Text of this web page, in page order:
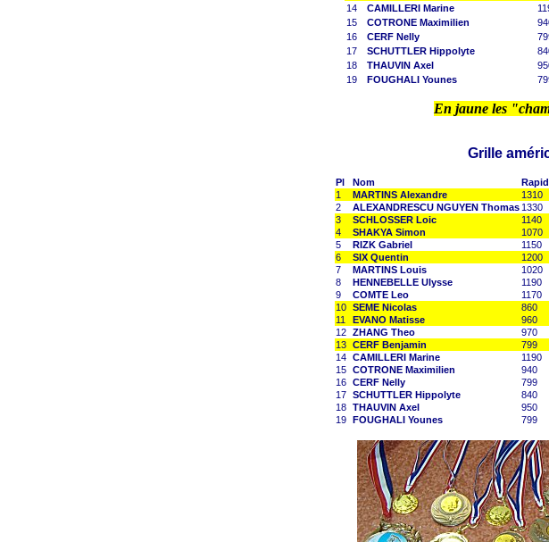
14
CAMILLERI Marine
15
COTRONE Maximilien
16
CERF Nelly
17
SCHUTTLER Hippolyte
18
THAUVIN Axel
19
FOUGHALI Younes
En jaune les
Grille
Pl Nom
1
MARTINS Alexandre 1310
2
ALEXANDRESCU NGUYEN Thomas 1330
3
SCHLOSSER Loic 1140
4
SHAKYA Simon 1070
5
RIZK Gabriel 1150
6
SIX Quentin 1200
7
MARTINS Louis 1020
8
HENNEBELLE Ulysse 1190
9
COMTE Leo 1170
10
SEME Nicolas 860
11
EVANO Matisse 960
12
ZHANG Theo 970
13
CERF Benjamin 799
14
CAMILLERI Marine 1190
15
COTRONE Maximilien 940
16
CERF Nelly 799
17
SCHUTTLER Hippolyte 840
18
THAUVIN Axel 950
19
FOUGHALI Younes 799